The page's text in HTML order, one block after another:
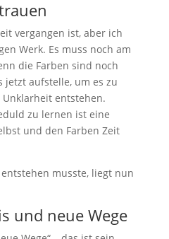
vergangen ist, aber ich
Werk. Es muss noch am
die Farben sind noch
jetzt aufstelle, um es zu
entstehen.
zu lernen ist eine
und den Farben Zeit
musste, liegt nun
und neue Wege